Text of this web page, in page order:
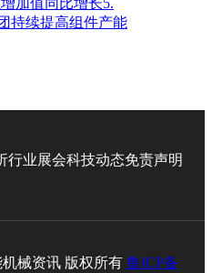
加值同比增长5.
持续提高组件产能
行业展会科技动态免责声明
械资讯 版权所有 鲁ICP备